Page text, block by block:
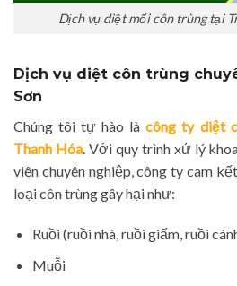
Dịch vụ diệt mối côn trùng tại
Dịch vụ diệt côn trùng
Sơn
Chúng tôi tự hào làcông ty diệt
Thanh Hóa. Với quy trình xử lý
viên chuyên nghiệp, công ty cam
loại côn trùng gây hại như:
Ruồi (ruồi nhà, ruồi giấm, ruồi
Muỗi